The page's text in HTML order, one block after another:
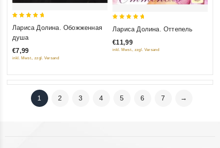
out of 5
Лариса Долина. Обожженная
душа
€7,99
inkl. Mwst., zzgl. Versand
out of 5
Лариса Долина. Оттепель
€11,99
inkl. Mwst., zzgl. Versand
1 2 3 4 5 6 7 →